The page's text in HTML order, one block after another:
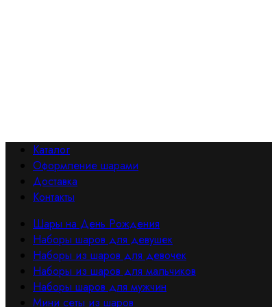
Каталог
Оформление шарами
Доставка
Контакты
Шары на День Рождения
Наборы шаров для девушек
Наборы из шаров для девочек
Наборы из шаров для мальчиков
Наборы шаров для мужчин
Мини сеты из шаров